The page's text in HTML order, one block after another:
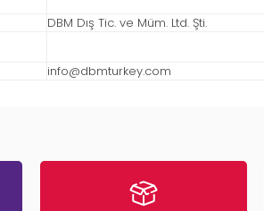
DBM Dış Tic. ve Müm. Ltd. Şti.
info@dbmturkey.com